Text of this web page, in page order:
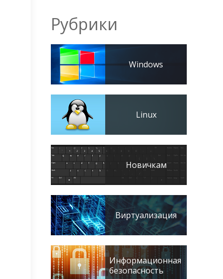
Рубрики
Windows
Linux
Новичкам
Виртуализация
Информационная
безопасность